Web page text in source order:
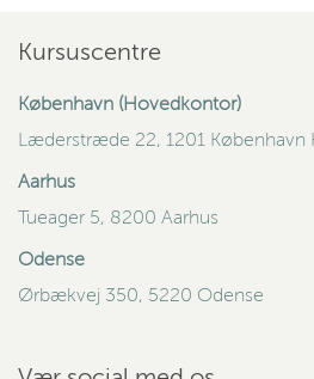
Kursuscentre
København (Hovedkontor)
Læderstræde 22, 1201 København
Aarhus
Tueager 5, 8200 Aarhus
Odense
Ørbækvej 350, 5220 Odense